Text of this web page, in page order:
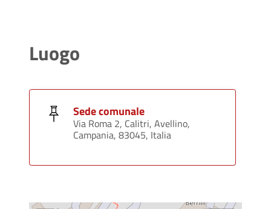
Luogo
Sede comunale
Via Roma 2, Calitri, Avellino,
Campania, 83045, Italia